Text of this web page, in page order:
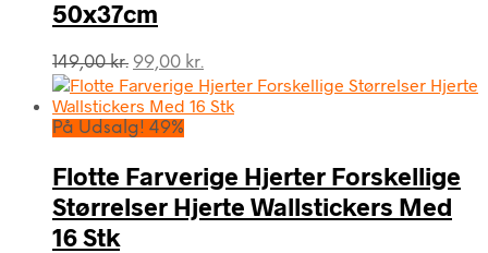
50x37cm
149,00kr. Den
oprindelige
pris
var:
99,00 kr.
aktuelle
pris
På Udsalg! 49%
Flotte Farverige Hjerter Forskellige
Størrelser Hjerte Wallstickers Med
16 Stk